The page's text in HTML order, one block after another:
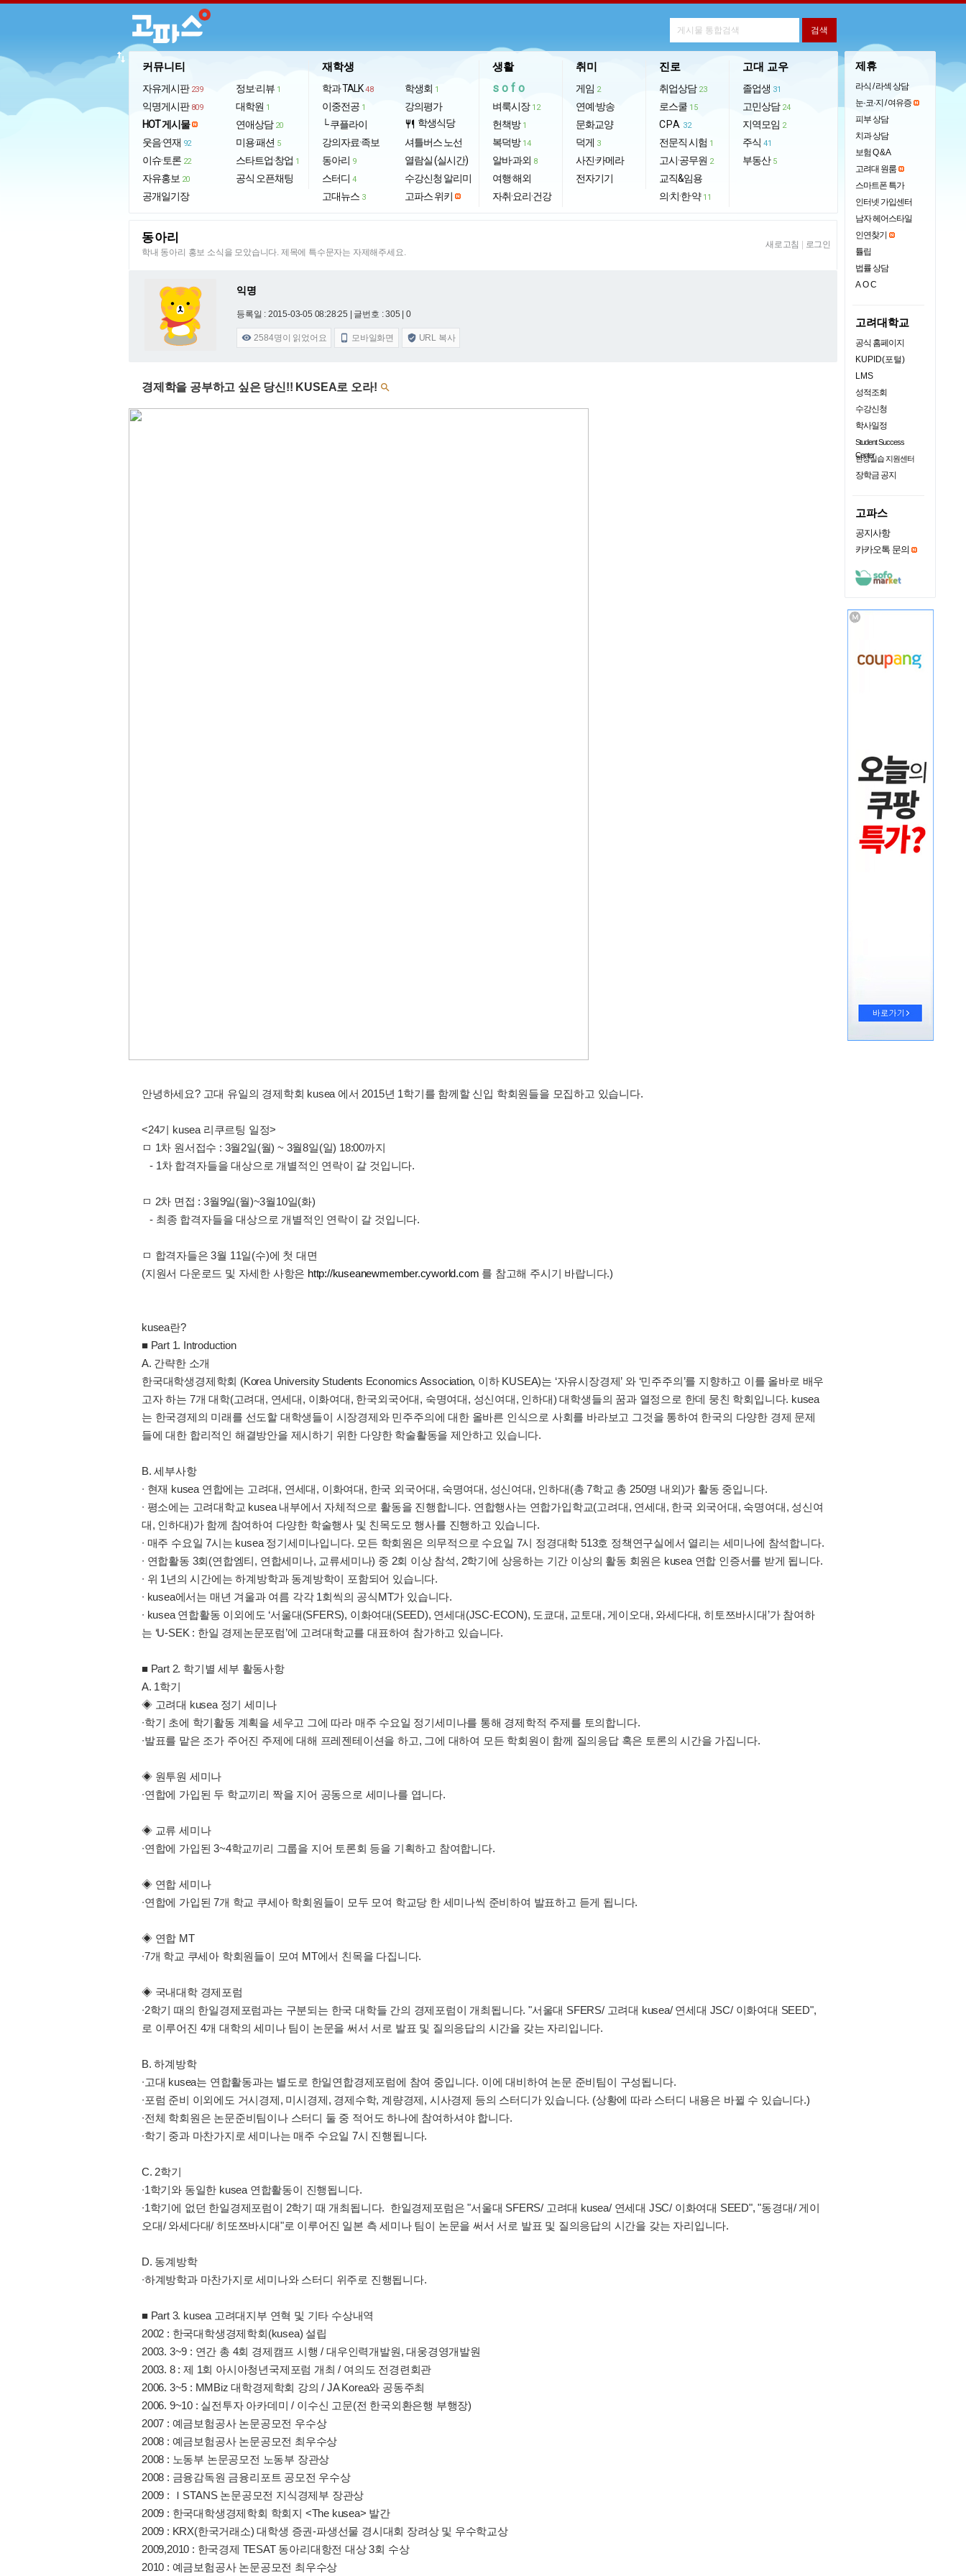
커뮤니티
자유게시판 239
익명게시판 809
HOT 게시물
웃음·연재 92
이슈·토론 22
자유홍보 20
공개일기장
정보·리뷰 1
대학원 1
연애상담 20
미용·패션 5
스타트업·창업 1
공식 오픈채팅
재학생
학과 TALK 48
이중전공 1
└ 쿠플라이
강의자료·족보
동아리 9
스터디 4
고대뉴스 3
학생회 1
강의평가
restaurant 학생식당
셔틀버스 노선
열람실 (실시간)
수강신청 알리미
고파스 위키
생활
sofo
벼룩시장 12
헌책방 1
복덕방 14
알바·과외 8
여행·해외
자취·요리·건강
취미
게임 2
연예·방송
문화교양
덕게 3
사진·카메라
전자기기
진로
취업상담 23
로스쿨 15
CPA 32
전문직 시험 1
고시·공무원 2
교직&임용
의·치·한·약 11
고대 교우
졸업생 31
고민상담 24
지역모임 2
주식 41
부동산 5
import_export
동아리
학내 동아리 홍보 소식을 모았습니다. 제목에 특수문자는 자제해주세요.
새로고침 로그인
익명
등록일 : 2015-03-05 08:28:25 | 글번호 : 305 | 0
 2584명이 읽었어요  모바일화면  URL 복사
경제학을 공부하고 싶은 당신!! KUSEA로 오라! 
안녕하세요? 고대 유일의 경제학회 kusea 에서 2015년 1학기를 함께할 신입 학회원들을 모집하고 있습니다.
<24기 kusea 리쿠르팅 일정>
ㅁ 1차 원서접수 : 3월2일(월) ~ 3월8일(일) 18:00까지
- 1차 합격자들을 대상으로 개별적인 연락이 갈 것입니다.
ㅁ 2차 면접 : 3월9일(월)~3월10일(화)
- 최종 합격자들을 대상으로 개별적인 연락이 갈 것입니다.
ㅁ 합격자들은 3월 11일(수)에 첫 대면
(지원서 다운로드 및 자세한 사항은 http://kuseanewmember.cyworld.com 를 참고해 주시기 바랍니다.)
kusea란?
■ Part 1. Introduction
A. 간략한 소개
한국대학생경제학회 (Korea University Students Economics Association, 이하 KUSEA)는 ‘자유시장경제’ 와 ‘민주주의’를 지향하고 이를 올바로 배우
고자 하는 7개 대학(고려대, 연세대, 이화여대, 한국외국어대, 숙명여대, 성신여대, 인하대) 대학생들의 꿈과 열정으로 한데 뭉친 학회입니다. kusea
는 한국경제의 미래를 선도할 대학생들이 시장경제와 민주주의에 대한 올바른 인식으로 사회를 바라보고 그것을 통하여 한국의 다양한 경제 문제
들에 대한 합리적인 해결방안을 제시하기 위한 다양한 학술활동을 제안하고 있습니다.
B. 세부사항
∙ 현재 kusea 연합에는 고려대, 연세대, 이화여대, 한국 외국어대, 숙명여대, 성신여대, 인하대(총 7학교 총 250명 내외)가 활동 중입니다.
∙ 평소에는 고려대학교 kusea 내부에서 자체적으로 활동을 진행합니다. 연합행사는 연합가입학교(고려대, 연세대, 한국 외국어대, 숙명여대, 성신여
대, 인하대)가 함께 참여하여 다양한 학술행사 및 친목도모 행사를 진행하고 있습니다.
∙ 매주 수요일 7시는 kusea 정기세미나입니다. 모든 학회원은 의무적으로 수요일 7시 정경대학 513호 정책연구실에서 열리는 세미나에 참석합니다.
∙ 연합활동 3회(연합엠티, 연합세미나, 교류세미나) 중 2회 이상 참석, 2학기에 상응하는 기간 이상의 활동 회원은 kusea 연합 인증서를 받게 됩니다.
∙ 위 1년의 시간에는 하계방학과 동계방학이 포함되어 있습니다.
∙ kusea에서는 매년 겨울과 여름 각각 1회씩의 공식MT가 있습니다.
∙ kusea 연합활동 이외에도 ‘서울대(SFERS), 이화여대(SEED), 연세대(JSC-ECON), 도쿄대, 교토대, 게이오대, 와세다대, 히토쯔바시대’가 참여하
는 ‘U-SEK : 한일 경제논문포럼’에 고려대학교를 대표하여 참가하고 있습니다.
■ Part 2. 학기별 세부 활동사항
A. 1학기
◈ 고려대 kusea 정기 세미나
∙학기 초에 학기활동 계획을 세우고 그에 따라 매주 수요일 정기세미나를 통해 경제학적 주제를 토의합니다.
∙발표를 맡은 조가 주어진 주제에 대해 프레젠테이션을 하고, 그에 대하여 모든 학회원이 함께 질의응답 혹은 토론의 시간을 가집니다.
◈ 원투원 세미나
∙연합에 가입된 두 학교끼리 짝을 지어 공동으로 세미나를 엽니다.
◈ 교류 세미나
∙연합에 가입된 3~4학교끼리 그룹을 지어 토론회 등을 기획하고 참여합니다.
◈ 연합 세미나
∙연합에 가입된 7개 학교 쿠세아 학회원들이 모두 모여 학교당 한 세미나씩 준비하여 발표하고 듣게 됩니다.
◈ 연합 MT
∙7개 학교 쿠세아 학회원들이 모여 MT에서 친목을 다집니다.
◈ 국내대학 경제포럼
∙2학기 때의 한일경제포럼과는 구분되는 한국 대학들 간의 경제포럼이 개최됩니다. "서울대 SFERS/ 고려대 kusea/ 연세대 JSC/ 이화여대 SEED",
로 이루어진 4개 대학의 세미나 팀이 논문을 써서 서로 발표 및 질의응답의 시간을 갖는 자리입니다.
B. 하계방학
∙고대 kusea는 연합활동과는 별도로 한일연합경제포럼에 참여 중입니다. 이에 대비하여 논문 준비팀이 구성됩니다.
∙포럼 준비 이외에도 거시경제, 미시경제, 경제수학, 계량경제, 시사경제 등의 스터디가 있습니다. (상황에 따라 스터디 내용은 바뀔 수 있습니다.)
∙전체 학회원은 논문준비팀이나 스터디 둘 중 적어도 하나에 참여하셔야 합니다.
∙학기 중과 마찬가지로 세미나는 매주 수요일 7시 진행됩니다.
C. 2학기
∙1학기와 동일한 kusea 연합활동이 진행됩니다.
∙1학기에 없던 한일경제포럼이 2학기 때 개최됩니다. 한일경제포럼은 "서울대 SFERS/ 고려대 kusea/ 연세대 JSC/ 이화여대 SEED", "동경대/ 게이
오대/ 와세다대/ 히또쯔바시대"로 이루어진 일본 측 세미나 팀이 논문을 써서 서로 발표 및 질의응답의 시간을 갖는 자리입니다.
D. 동계방학
∙하계방학과 마찬가지로 세미나와 스터디 위주로 진행됩니다.
■ Part 3. kusea 고려대지부 연혁 및 기타 수상내역
2002 : 한국대학생경제학회(kusea) 설립
2003. 3~9 : 연간 총 4회 경제캠프 시행 / 대우인력개발원, 대웅경영개발원
2003. 8 : 제 1회 아시아청년국제포럼 개최 / 여의도 전경련회관
2006. 3~5 : MMBiz 대학경제학회 강의 / JA Korea와 공동주최
2006. 9~10 : 실전투자 아카데미 / 이수신 고문(전 한국외환은행 부행장)
2007 : 예금보험공사 논문공모전 우수상
2008 : 예금보험공사 논문공모전 최우수상
2008 : 노동부 논문공모전 노동부 장관상
2008 : 금융감독원 금융리포트 공모전 우수상
2009 : ＩSTANS 논문공모전 지식경제부 장관상
2009 : 한국대학생경제학회 학회지 <The kusea> 발간
2009 : KRX(한국거래소) 대학생 증권-파생선물 경시대회 장려상 및 우수학교상
2009,2010 : 한국경제 TESAT 동아리대항전 대상 3회 수상
2010 : 예금보험공사 논문공모전 최우수상
제휴
라식 / 라섹 상담
눈·코·지 / 여유증
피부 상담
치과 상담
보험 Q & A
고려대 원룸
스마트폰 특가
인터넷 가입센터
남자 헤어스타일
인연찾기
튤립
법률 상담
AOC
고려대학교
공식 홈페이지
KUPID(포털)
LMS
성적조회
수강신청
학사일정
Student Success
Center
현장실습 지원센터
장학금 공지
고파스
공지사항
카카오톡 문의